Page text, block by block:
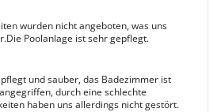
wurden nicht angeboten, was uns
Poolanlage ist sehr gepflegt.
und sauber, das Badezimmer ist
durch eine schlechte
haben uns allerdings nicht gestört.